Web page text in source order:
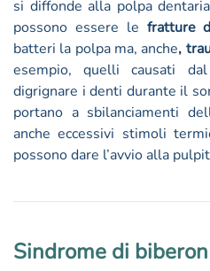
si diffonde alla polpa
possono essere le fratture
batteri la polpa ma, anche,
esempio, quelli causati dal
digrignare i denti durante il
portano a sbilanciamenti
anche eccessivi stimoli
possono dare l’avvio alla
Sindrome di biberon